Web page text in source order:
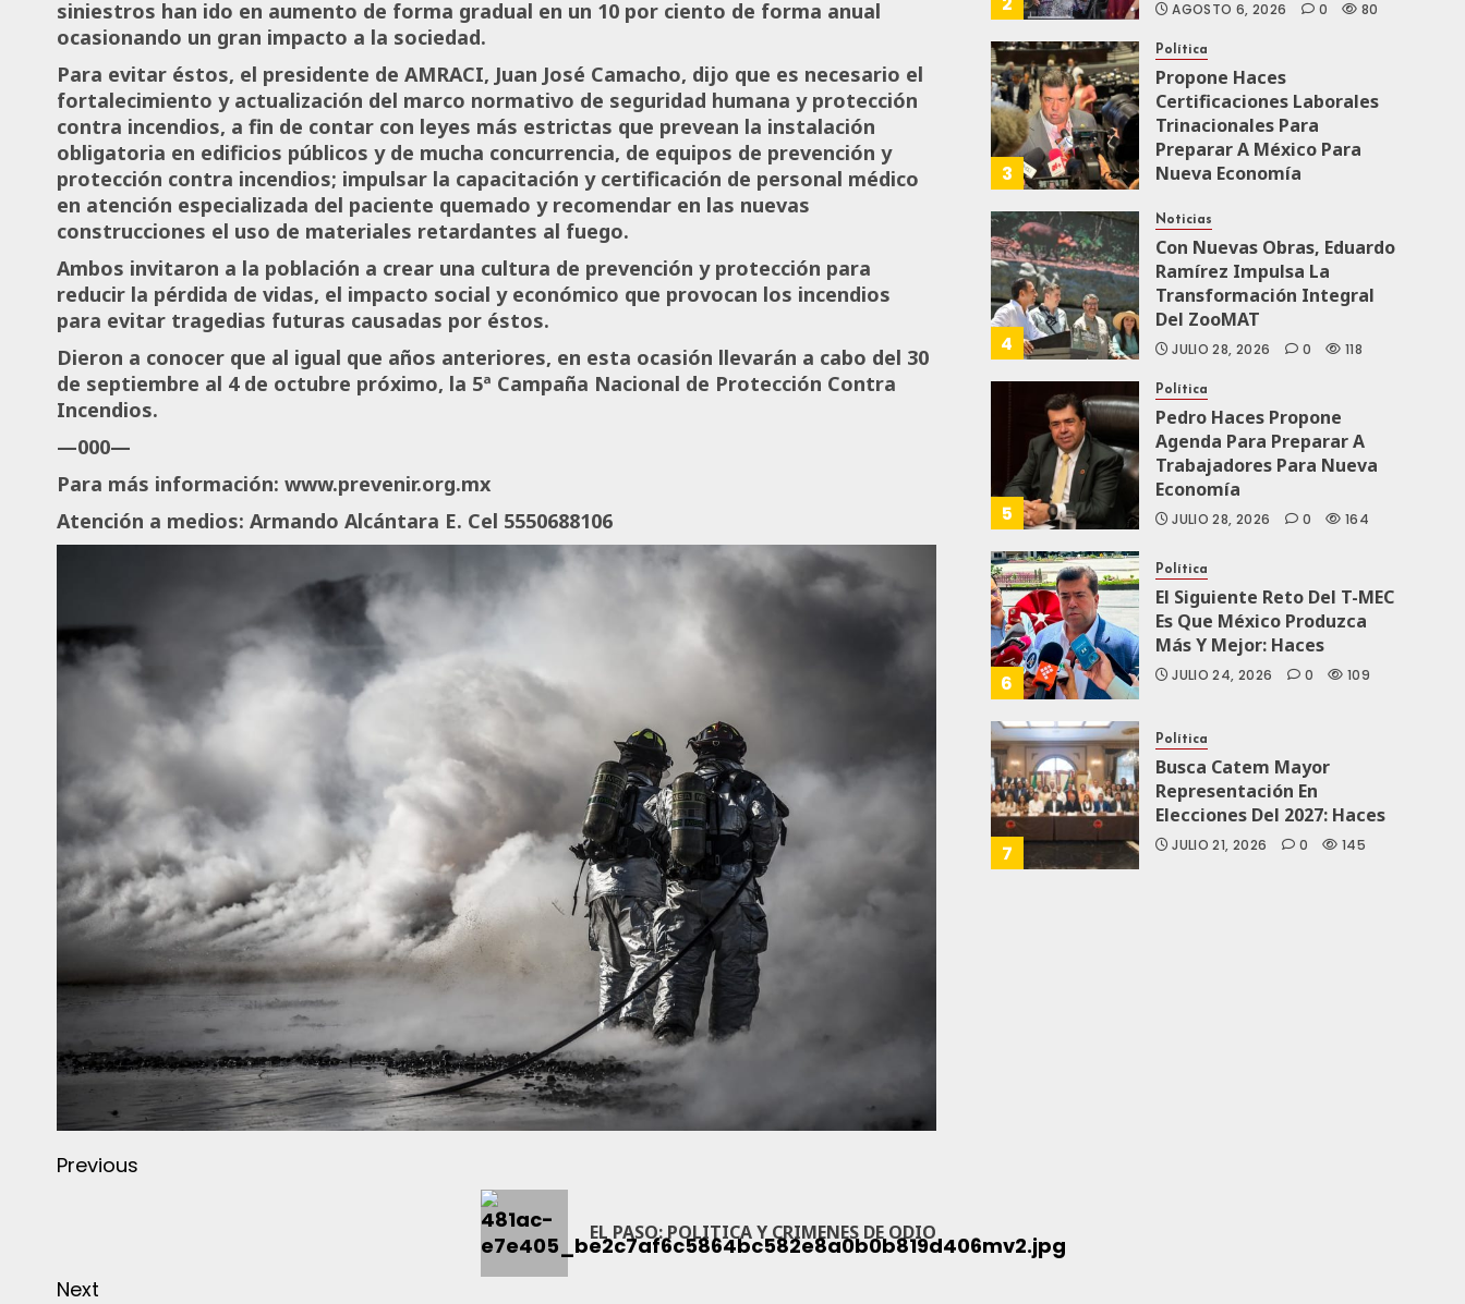
siniestros han ido en aumento de forma gradual en un 10 por ciento de forma anual
ocasionando un gran impacto a la sociedad.
Para evitar éstos, el presidente de AMRACI, Juan José Camacho, dijo que es necesario el
fortalecimiento y actualización del marco normativo de seguridad humana y protección
contra incendios, a fin de contar con leyes más estrictas que prevean la instalación
obligatoria en edificios públicos y de mucha concurrencia, de equipos de prevención y
protección contra incendios; impulsar la capacitación y certificación de personal médico
en atención especializada del paciente quemado y recomendar en las nuevas
construcciones el uso de materiales retardantes al fuego.
Ambos invitaron a la población a crear una cultura de prevención y protección para
reducir la pérdida de vidas, el impacto social y económico que provocan los incendios
para evitar tragedias futuras causadas por éstos.
Dieron a conocer que al igual que años anteriores, en esta ocasión llevarán a cabo del 30
de septiembre al 4 de octubre próximo, la 5ª Campaña Nacional de Protección Contra
Incendios.
—000—
Para más información: www.prevenir.org.mx
Atención a medios: Armando Alcántara E. Cel 5550688106
Previous
EL PASO: POLITICA Y CRIMENES DE ODIO
Next
AGOSTO 6, 2026 0 80
3
Política
Propone Haces
Certificaciones Laborales
Trinacionales Para
Preparar A México Para
Nueva Economía
4
Noticias
Con Nuevas Obras, Eduardo
Ramírez Impulsa La
Transformación Integral
Del ZooMAT
JULIO 28, 2026 0 118
5
Política
Pedro Haces Propone
Agenda Para Preparar A
Trabajadores Para Nueva
Economía
JULIO 28, 2026 0 164
6
Política
El Siguiente Reto Del T-MEC
Es Que México Produzca
Más Y Mejor: Haces
JULIO 24, 2026 0 109
7
Política
Busca Catem Mayor
Representación En
Elecciones Del 2027: Haces
JULIO 21, 2026 0 145